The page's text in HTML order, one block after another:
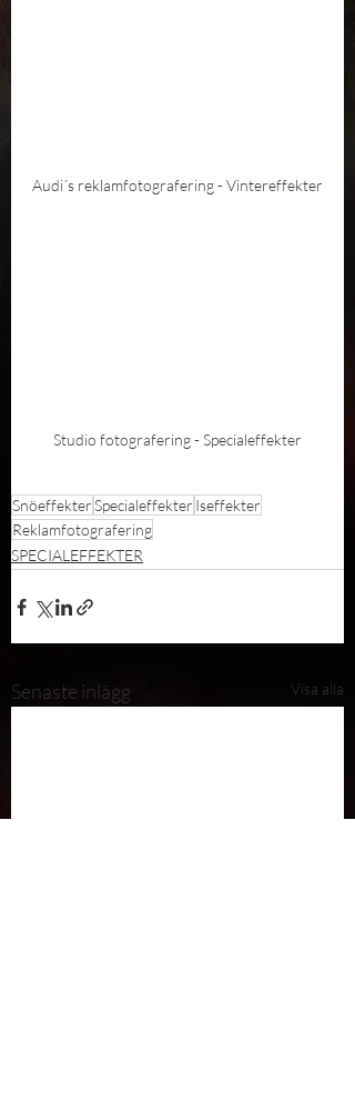
Audi´s reklamfotografering - Vintereffekter
Studio fotografering - Specialeffekter
SnöeffekterSpecialeffekter Iseffekter
Reklamfotografering
SPECIALEFFEKTER
Senaste inlägg Visa alla